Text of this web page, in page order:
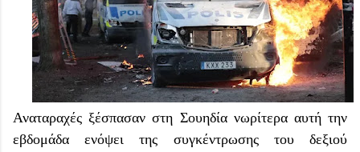
Αναταραχές ξέσπασαν στη Σουηδία νωρίτερα αυτή την
εβδομάδα ενόψει της συγκέντρωσης του δεξιού